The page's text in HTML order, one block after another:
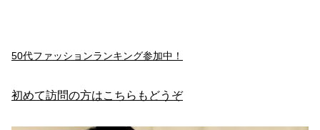
50代ファッションランキング参加中！
初めて訪問の方はこちらもどうぞ